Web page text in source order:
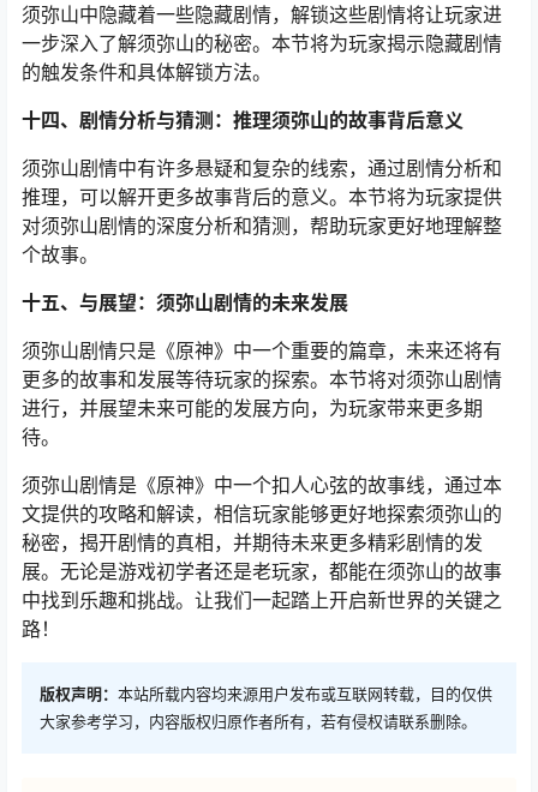
须弥山中隐藏着一些隐藏剧情，解锁这些剧情将让玩家进
一步深入了解须弥山的秘密。本节将为玩家揭示隐藏剧情
的触发条件和具体解锁方法。
十四、剧情分析与猜测：推理须弥山的故事背后意义
须弥山剧情中有许多悬疑和复杂的线索，通过剧情分析和
推理，可以解开更多故事背后的意义。本节将为玩家提供
对须弥山剧情的深度分析和猜测，帮助玩家更好地理解整
个故事。
十五、与展望：须弥山剧情的未来发展
须弥山剧情只是《原神》中一个重要的篇章，未来还将有
更多的故事和发展等待玩家的探索。本节将对须弥山剧情
进行，并展望未来可能的发展方向，为玩家带来更多期
待。
须弥山剧情是《原神》中一个扣人心弦的故事线，通过本
文提供的攻略和解读，相信玩家能够更好地探索须弥山的
秘密，揭开剧情的真相，并期待未来更多精彩剧情的发
展。无论是游戏初学者还是老玩家，都能在须弥山的故事
中找到乐趣和挑战。让我们一起踏上开启新世界的关键之
路！
版权声明： 本站所载内容均来源用户发布或互联网转载，目的仅供
大家参考学习，内容版权归原作者所有，若有侵权请联系删除。